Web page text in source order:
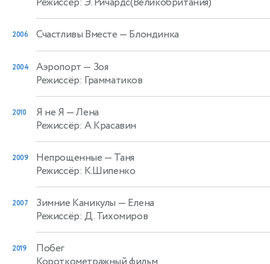
2006 Счастливы Вместе — Блондинка
2004 Аэропорт — Зоя
Режиссёр: Грамматиков
2010 Я не Я — Лена
Режиссёр: А.Красавин
2009 Непрощенные — Таня
Режиссёр: К.Шипенко
2007 Зимние Каникулы — Елена
Режиссёр: Д. Тихомиров
2019
Побег